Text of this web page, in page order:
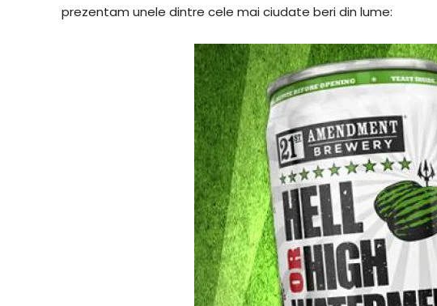
prezentam unele dintre cele mai ciudate beri din lume: